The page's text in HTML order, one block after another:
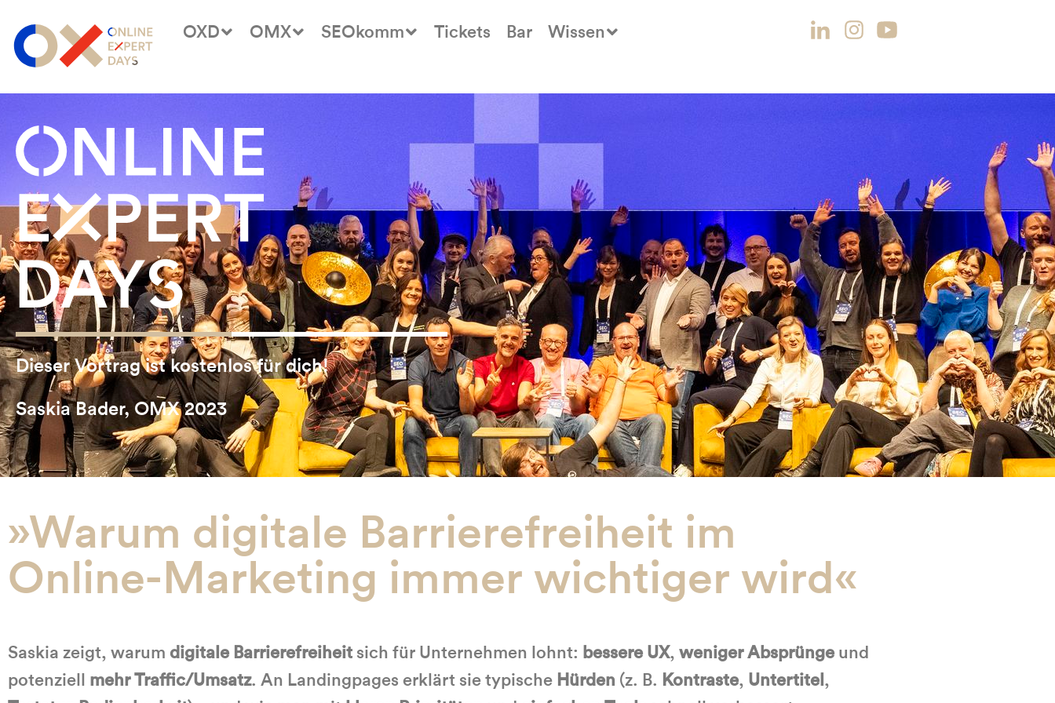
OXD OMX SEOkomm Tickets Bar Wissen
Dieser Vortrag ist kostenlos für dich!
Saskia Bader, OMX 2023
»Warum digitale Barrierefreiheit im
Online-Marketing immer wichtiger wird«
Saskia zeigt, warum digitale Barrierefreiheit sich für Unternehmen lohnt: bessere UX, weniger Absprünge und
potenziell mehr Traffic/Umsatz. An Landingpages erklärt sie typische Hürden (z. B. Kontraste, Untertitel,